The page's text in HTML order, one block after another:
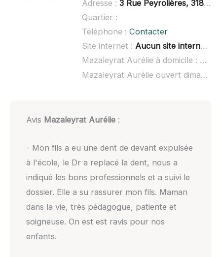
Adresse : 3 Rue Peyrolières, 31830 Plaisance-du-Touch
Quartier :
Téléphone : Contacter
Site internet : Aucun site internet connu
Mazaleyrat Aurélie à domicile :
non
Mazaleyrat Aurélie ouvert dimanche :
Avis Mazaleyrat Aurélie:
- Mon fils a eu une dent de devant expulsée
à l'école, le Dr a replacé la dent, nous a
indiqué les bons professionnels et a suivi le
dossier. Elle a su rassurer mon fils. Maman
dans la vie, très pédagogue, patiente et
soigneuse. On est est ravis pour nos
enfants.